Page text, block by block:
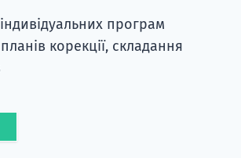
програм
корекції, складання